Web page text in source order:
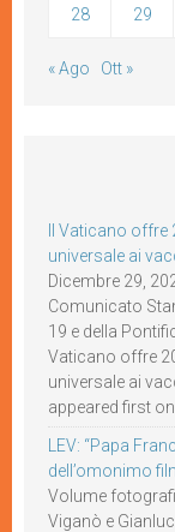
28 29
« Ago Ott »
Il Vaticano
universale ai
Dicembre 29,
Comunicato
19 e della
Vaticano offre
universale ai
appeared first
LEV: “Papa
dell’omonimo
Volume
Viganò e